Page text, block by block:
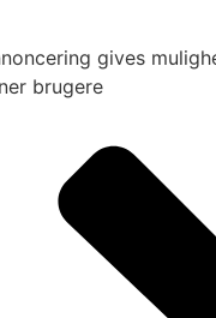
gives
brugere